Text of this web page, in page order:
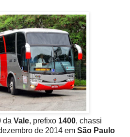
da Vale, prefixo 1400, chassi
de 2014 em São Paulo